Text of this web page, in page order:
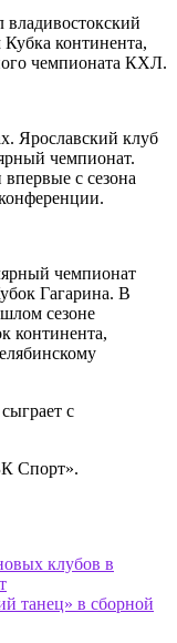
континента,
чемпионата КХЛ.
Ярославский клуб
чемпионат.
с сезона
чемпионат
Гагарина. В
сезоне
континента,
с
Спорт».
клубов в
танец» в сборной